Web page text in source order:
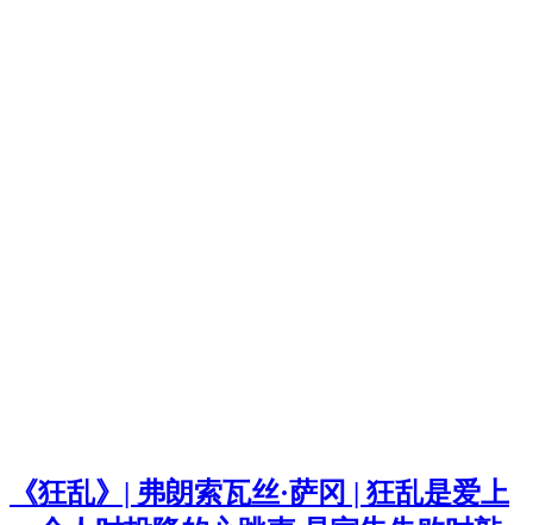
《狂乱》| 弗朗索瓦丝·萨冈 | 狂乱是爱上